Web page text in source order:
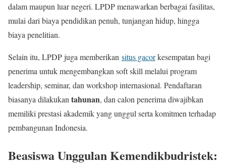
dalam maupun luar negeri. LPDP menawarkan berbagai fasilitas,
mulai dari biaya pendidikan penuh, tunjangan hidup, hingga
biaya penelitian.
Selain itu, LPDP juga memberikan situs gacorkesempatan bagi
penerima untuk mengembangkan soft skill melalui program
leadership, seminar, dan workshop internasional. Pendaftaran
biasanya dilakukan tahunan, dan calon penerima diwajibkan
memiliki prestasi akademik yang unggul serta komitmen terhadap
pembangunan Indonesia.
Beasiswa Unggulan Kemendikbudristek: